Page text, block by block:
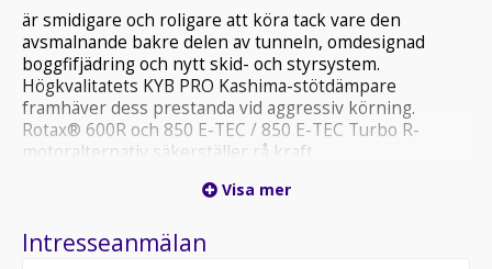
är smidigare och roligare att köra tack vare den
avsmalnande bakre delen av tunneln, omdesignad
boggfifjädring och nytt skid- och styrsystem.
Högkvalitatets KYB PRO Kashima-stötdämpare
framhäver dess prestanda vid aggressiv körning.
Rotax® 600R och 850 E-TEC / 850 E-TEC Turbo R-
motoralternativ säkerställer rå kraft.
Rotax® 600R E-TEC, 850 E-TEC och 850 E-TEC Turbo R-
PPS³ DS boggifjädring / LFS-DS framfjädring
Visa mer
Intresseanmälan